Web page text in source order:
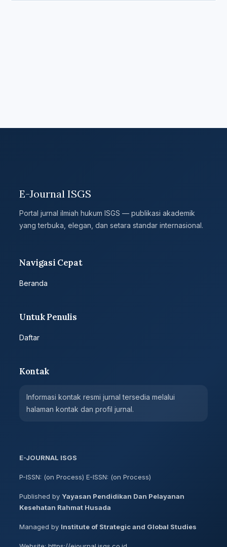
E-Journal ISGS
Portal jurnal ilmiah hukum ISGS — publikasi akademik
yang terbuka, elegan, dan setara standar internasional.
Navigasi Cepat
Beranda
Untuk Penulis
Daftar
Kontak
Informasi kontak resmi jurnal tersedia melalui
halaman kontak dan profil jurnal.
E-JOURNAL ISGS
P-ISSN: (on Process) E-ISSN: (on Process)
Published by Yayasan Pendidikan Dan Pelayanan
Kesehatan Rahmat Husada
Managed by Institute of Strategic and Global Studies